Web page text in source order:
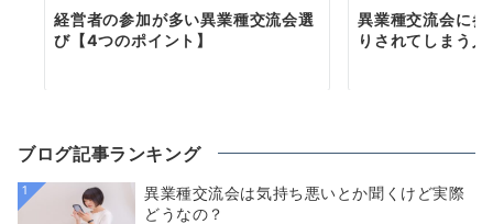
経営者の参加が多い異業種交流会選
び【4つのポイント】
異業種交流会に
りされてしまう
ブログ記事ランキング
1
異業種交流会は気持ち悪いとか聞くけど実際
どうなの？